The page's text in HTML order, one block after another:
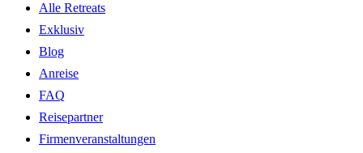
Alle Retreats
Exklusiv
Blog
Anreise
FAQ
Reisepartner
Firmenveranstaltungen